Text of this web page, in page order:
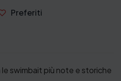
Preferiti
le swimbait più note e storiche